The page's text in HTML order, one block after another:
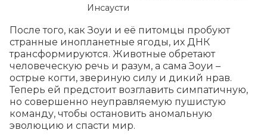
Инсаусти
После того, как Зоуи и её питомцы пробуют
странные инопланетные ягоды, их ДНК
трансформируются. Животные обретают
человеческую речь и разум, а сама Зоуи –
острые когти, звериную силу и дикий нрав.
Теперь ей предстоит возглавить симпатичную,
но совершенно неуправляемую пушистую
команду, чтобы остановить аномальную
эволюцию и спасти мир.